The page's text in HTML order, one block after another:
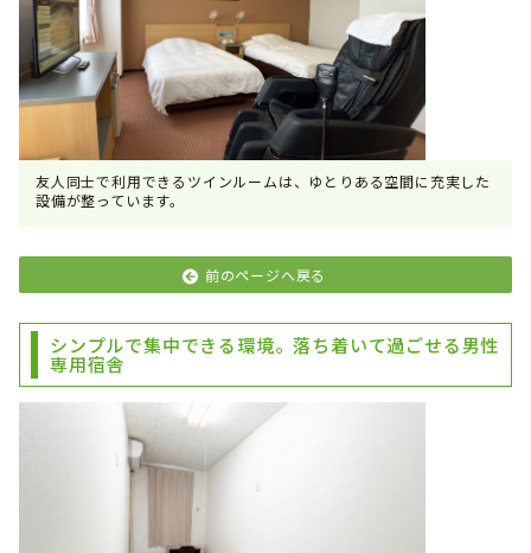
友人同士で利用できるツインルームは、ゆとりある空間に充実した
設備が整っています。
前のページへ戻る
シンプルで集中できる環境。落ち着いて過ごせる男性
専用宿舎